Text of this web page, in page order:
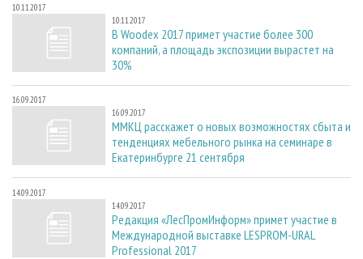
10.11.2017
10.11.2017
В Woodex 2017 примет участие более 300
компаний, а площадь экспозиции вырастет на
30%
16.09.2017
16.09.2017
ММКЦ расскажет о новых возможностях сбыта и
тенденциях мебельного рынка на семинаре в
Екатеринбурге 21 сентября
14.09.2017
14.09.2017
Редакция «ЛесПромИнформ» примет участие в
Международной выставке LESPROM-URAL
Professional 2017